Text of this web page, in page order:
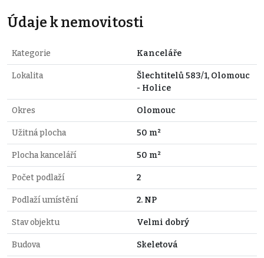
Údaje k nemovitosti
Kategorie Kanceláře
Lokalita
Šlechtitelů 583/1, Olomouc
- Holice
Okres Olomouc
Užitná plocha 50 m²
Plocha kanceláří 50 m²
Počet podlaží 2
Podlaží umístění 2. NP
Stav objektu Velmi dobrý
Budova Skeletová